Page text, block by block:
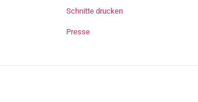
Schnitte drucken
Presse